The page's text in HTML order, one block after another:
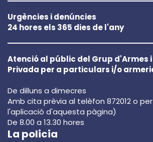
Urgències i denúncies
24 hores els 365 dies de l'any
Atenció al públic del Grup d'Armes
Privada per a particulars i/o
De dilluns a dimecres
Amb cita prèvia al telèfon 872012 o
l'aplicació d'aquesta pàgina)
De 8.00 a 13.30 hores
La policia